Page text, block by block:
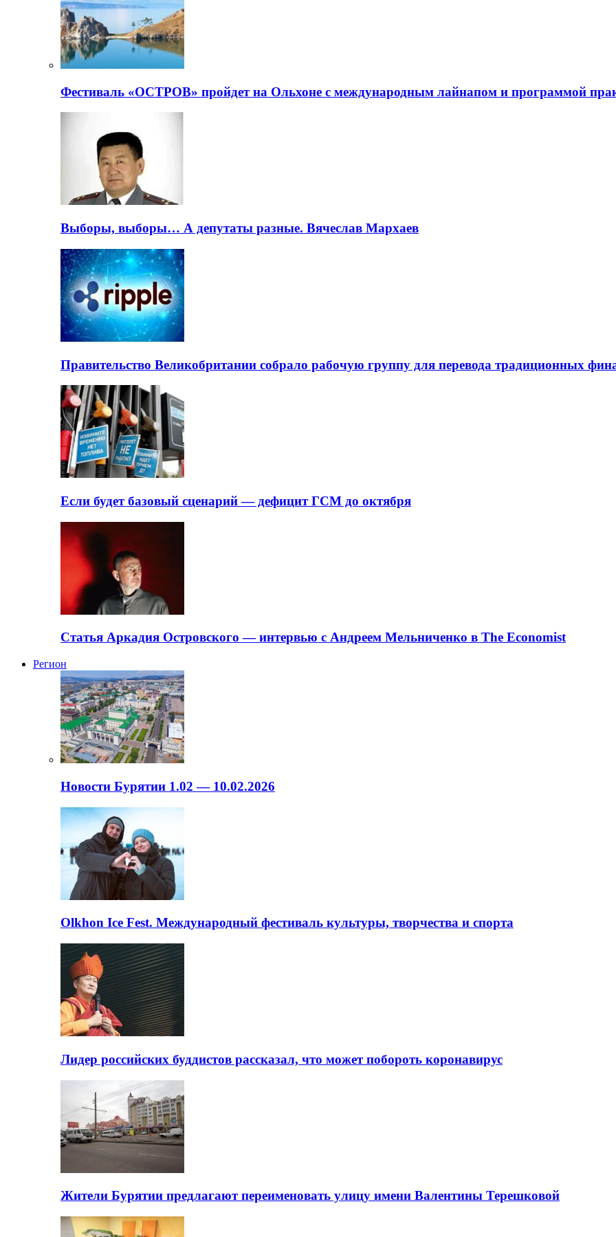
Фестиваль «ОСТРОВ» пройдет на Ольхоне с международным лайнапом и программой
Выборы, выборы… А депутаты разные. Вячеслав Мархаев
Правительство Великобритании собрало рабочую группу для перевода традиционных
Если будет базовый сценарий — дефицит ГСМ до октября
Статья Аркадия Островского — интервью с Андреем Мельниченко в The Economist
Регион
Новости Бурятии 1.02 — 10.02.2026
Olkhon Ice Fest. Международный фестиваль культуры, творчества и спорта
Лидер российских буддистов рассказал, что может побороть коронавирус
Жители Бурятии предлагают переименовать улицу имени Валентины Терешковой